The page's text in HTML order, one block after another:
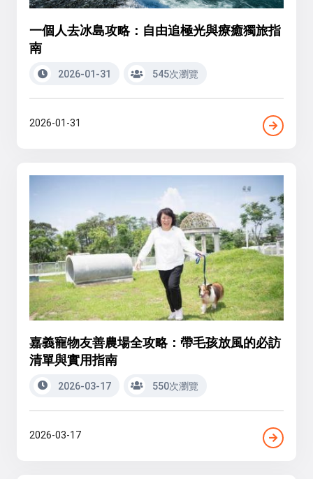
一個人去冰島攻略：自由追極光與療癒獨旅指
南
2026-01-31 545次瀏覽
2026-01-31
嘉義寵物友善農場全攻略：帶毛孩放風的必訪
清單與實用指南
2026-03-17 550次瀏覽
2026-03-17